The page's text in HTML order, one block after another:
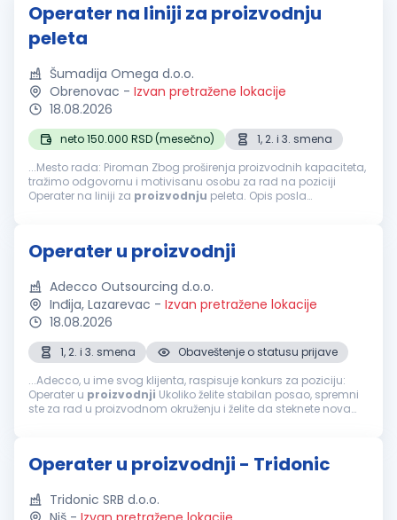
Operater na liniji za proizvodnju
peleta
Šumadija Omega d.o.o.
Obrenovac - Izvan pretražene lokacije
18.08.2026
neto 150.000 RSD (mesečno)
1, 2. i 3. smena
...Mesto rada: Piroman Zbog proširenja proizvodnih kapaciteta,
tražimo odgovornu i motivisanu osobu za rad na poziciji
Operater na liniji za proizvodnju peleta. Opis posla
Operater u proizvodnji
Adecco Outsourcing d.o.o.
Inđija, Lazarevac - Izvan pretražene lokacije
18.08.2026
1, 2. i 3. smena
Obaveštenje o statusu prijave
...Adecco, u ime svog klijenta, raspisuje konkurs za poziciju:
Operater u proizvodnji Ukoliko želite stabilan posao, spremni
ste za rad u proizvodnom okruženju i želite da steknete nova
Operater u proizvodnji - Tridonic
Tridonic SRB d.o.o.